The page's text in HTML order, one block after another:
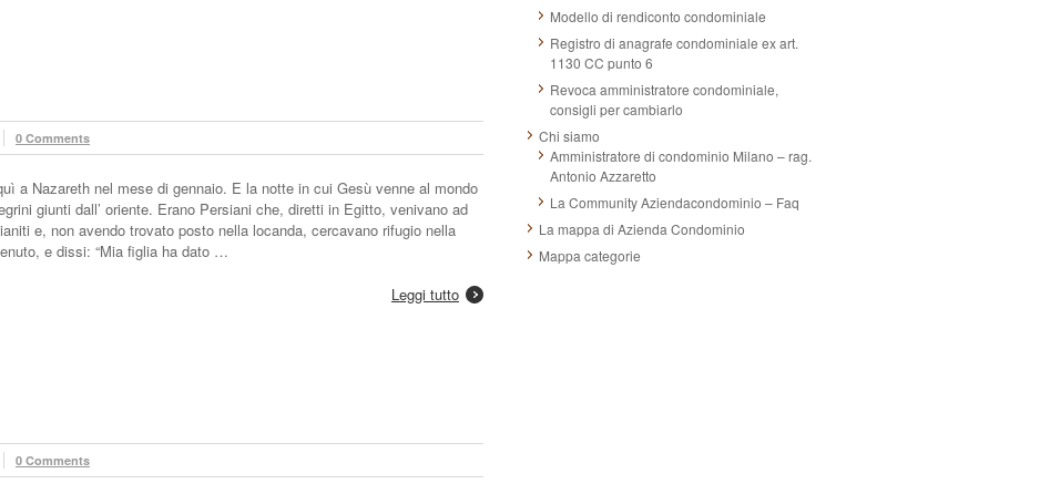
0 Comments
a Nazareth nel mese di gennaio. E la notte in cui Gesù venne al mondo
giunti dall’ oriente. Erano Persiani che, diretti in Egitto, venivano ad
e, non avendo trovato posto nella locanda, cercavano rifugio nella
e dissi: “Mia figlia ha dato …
Leggi tutto
0 Comments
Modello di rendiconto condominiale
Registro di anagrafe condominiale ex art.
1130 CC punto 6
Revoca amministratore condominiale,
consigli per cambiarlo
Chi siamo
Amministratore di condominio Milano – rag.
Antonio Azzaretto
La Community Aziendacondominio – Faq
La mappa di Azienda Condominio
Mappa categorie